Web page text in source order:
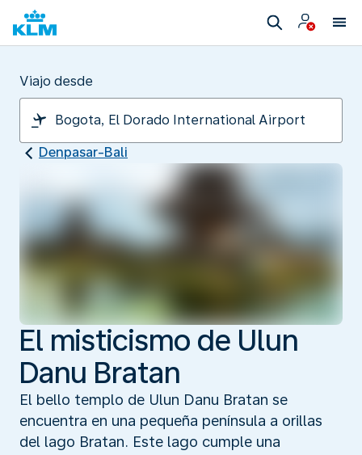
Viajo desde
Denpasar-Bali
El misticismo de Ulun
Danu Bratan
El bello templo de Ulun Danu Bratan se
encuentra en una pequeña península a orillas
del lago Bratan. Este lago cumple una